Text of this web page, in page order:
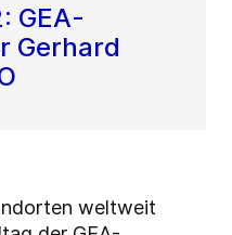
GEA-
Gerhard
weltweit